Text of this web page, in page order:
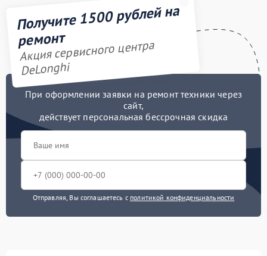
Получите 1500 рублей на
ремонт
Акция сервисного центра
DeLonghi
При оформлении заявки на ремонт техники через
сайт,
действует персональная бессрочная скидка
Отправляя, Вы соглашаетесь с политикой конфиденциальности